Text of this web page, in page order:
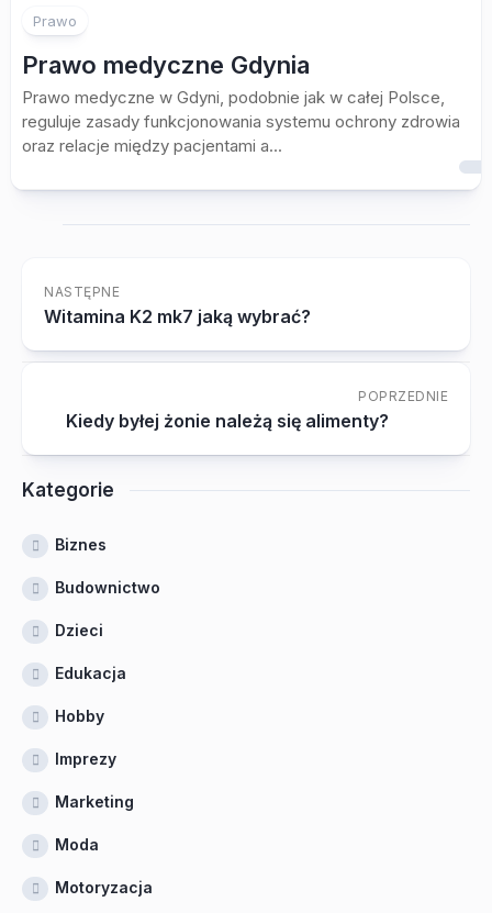
Prawo
Prawo medyczne Gdynia
Prawo medyczne w Gdyni, podobnie jak w całej Polsce,
reguluje zasady funkcjonowania systemu ochrony zdrowia
oraz relacje między pacjentami a...
NASTĘPNE
Witamina K2 mk7 jaką wybrać?
POPRZEDNIE
Kiedy byłej żonie należą się alimenty?
Kategorie
Biznes
Budownictwo
Dzieci
Edukacja
Hobby
Imprezy
Marketing
Moda
Motoryzacja